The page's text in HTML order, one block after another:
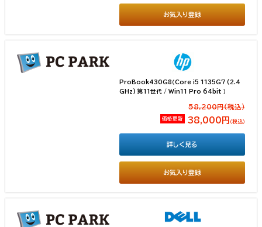
お気入り登録
ProBook430G8（Core i5 1135G7 (2.4
GHz) 第11世代 / Win11 Pro 64bit ）
58,200円(税込）
価格更新 38,000円 （税込）
お気入り登録
詳しく見る